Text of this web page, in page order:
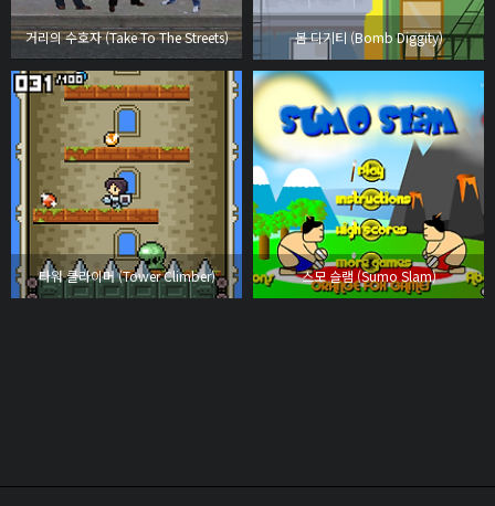
거리의 수호자 (Take To The Streets) 봄 디기티 (Bomb Diggity)
타워 클라이머 (Tower Climber) 스모 슬램 (Sumo Slam)